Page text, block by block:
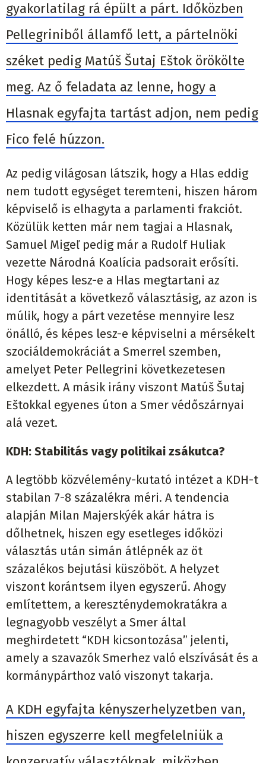
gyakorlatilag rá épült a párt. Időközben
Pellegriniből államfő lett, a pártelnöki
széket pedig Matúš Šutaj Eštok örökölte
meg. Az ő feladata az lenne, hogy a
Hlasnak egyfajta tartást adjon, nem pedig
Fico felé húzzon.
Az pedig világosan látszik, hogy a Hlas eddig
nem tudott egységet teremteni, hiszen három
képviselő is elhagyta a parlamenti frakciót.
Közülük ketten már nem tagjai a Hlasnak,
Samuel Migeľ pedig már a Rudolf Huliak
vezette Národná Koalícia padsorait erősíti.
Hogy képes lesz-e a Hlas megtartani az
identitását a következő választásig, az azon is
múlik, hogy a párt vezetése mennyire lesz
önálló, és képes lesz-e képviselni a mérsékelt
szociáldemokráciát a Smerrel szemben,
amelyet Peter Pellegrini következetesen
elkezdett. A másik irány viszont Matúš Šutaj
Eštokkal egyenes úton a Smer védőszárnyai
alá vezet.
KDH: Stabilitás vagy politikai zsákutca?
A legtöbb közvélemény-kutató intézet a KDH-t
stabilan 7-8 százalékra méri. A tendencia
alapján Milan Majerskýék akár hátra is
dőlhetnek, hiszen egy esetleges időközi
választás után simán átlépnék az öt
százalékos bejutási küszöböt. A helyzet
viszont korántsem ilyen egyszerű. Ahogy
említettem, a kereszténydemokratákra a
legnagyobb veszélyt a Smer által
meghirdetett “KDH kicsontozása” jelenti,
amely a szavazók Smerhez való elszívását és a
kormánypárthoz való viszonyt takarja.
A KDH egyfajta kényszerhelyzetben van,
hiszen egyszerre kell megfelelniük a